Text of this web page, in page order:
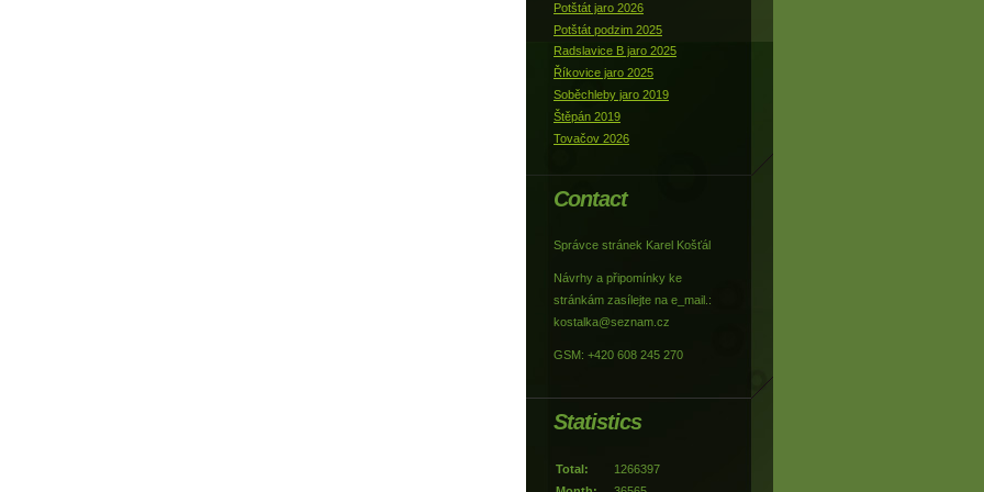
Potštát jaro 2026
Potštát podzim 2025
Radslavice B jaro 2025
Říkovice jaro 2025
Soběchleby jaro 2019
Štěpán 2019
Tovačov 2026
Contact
Správce stránek Karel Košťál
Návrhy a připomínky ke
stránkám zasílejte na e_mail.:
kostalka@seznam.cz
GSM: +420 608 245 270
Statistics
Total:
1266397